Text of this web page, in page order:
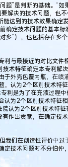
题”是判断的基础。“如
解决的技术问题，也
达到的技术效果确定
确定技术问题的基本
多”），也包括存在多
利与最接近的对比文件
术特征确定本专利解
于外壳包覆内瓶，在喷
，认为2个区别技术特
利是为了在充液过程
认为2个区别技术特征
认为2个区别技术特
作出贡献，在确定技
我们在创造性评价中过
定技术问题时不分伯仲